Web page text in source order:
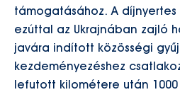
támogatásához. A díjnyertes
ezúttal az Ukrajnában zajló
javára indított közösségi
kezdeményezéshez
lefutott kilométere után